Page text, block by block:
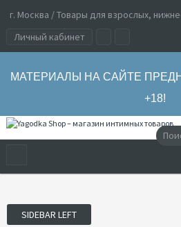
г. Москва / Товары для взрослых,
Личный кабинет
МАТЕРИАЛЫ НА САЙТЕ
+18!
SIDEBAR LEFT